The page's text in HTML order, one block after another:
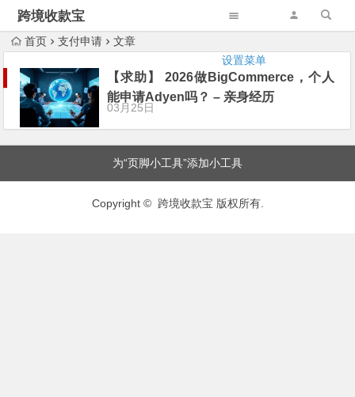
跨境收款宝
设置菜单
首页 支付申请 文章
【求助】 2026做BigCommerce，个人
能申请Adyen吗？ – 亲身经历
03月25日
为“页脚小工具”添加小工具
Copyright © 跨境收款宝 版权所有.